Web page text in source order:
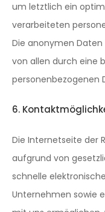
um letztlich ein
verarbeiteten
Die anonymen
von allen durch eine
personenbezogenen
6.
Die Internetseite der
aufgrund von
schnelle
Unternehmen sowie